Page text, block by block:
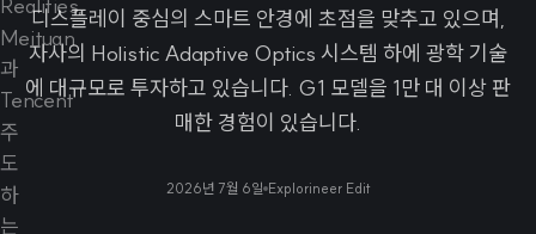
디스플레이 중심의 스마트 안경에 초점을 맞추고 있으며,
자사의 Holistic Adaptive Optics 시스템 하에 광학 기술
에 대규모로 투자하고 있습니다. G1 모델을 1만 대 이상 판
매한 경험이 있습니다.
2026년 7월 6일 Explorineer Edit